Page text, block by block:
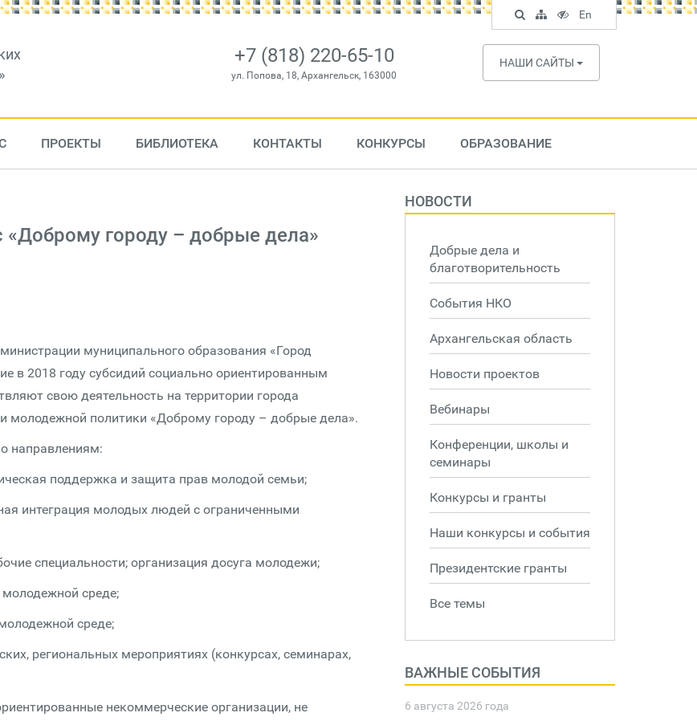
+7 (818) 220-65-10
ул. Попова, 18, Архангельск, 163000
НАШИ САЙТЫ
ПРОЕКТЫ БИБЛИОТЕКА КОНТАКТЫ КОНКУРСЫ ОБРАЗОВАНИЕ
«Доброму городу – добрые дела»
муниципального образования «Город
в 2018 году субсидий социально ориентированным
свою деятельность на территории города
молодежной политики «Доброму городу – добрые дела».
направлениям:
поддержка и защита прав молодой семьи;
интеграция молодых людей с ограниченными
специальности; организация досуга молодежи;
среде;
среде;
региональных мероприятиях (конкурсах, семинарах,
некоммерческие организации, не
НОВОСТИ
Добрые дела и
благотворительность
События НКО
Архангельская область
Новости проектов
Вебинары
Конференции, школы и
семинары
Конкурсы и гранты
Наши конкурсы и события
Президентские гранты
Все темы
ВАЖНЫЕ СОБЫТИЯ
6 августа 2026 года
Поиск
по
сайту
Карта
сайта
Версия
для
слабовидящих
En
English